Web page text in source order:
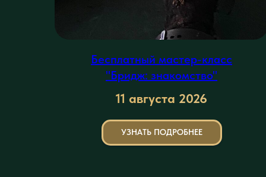
Бесплатный мастер-класс
"Бридж: знакомство"
11 августа 2026
УЗНАТЬ ПОДРОБНЕЕ